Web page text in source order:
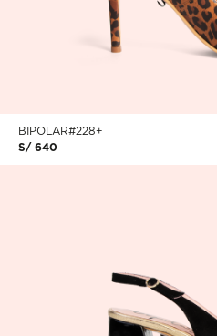
BIPOLAR#228+
S/ 640